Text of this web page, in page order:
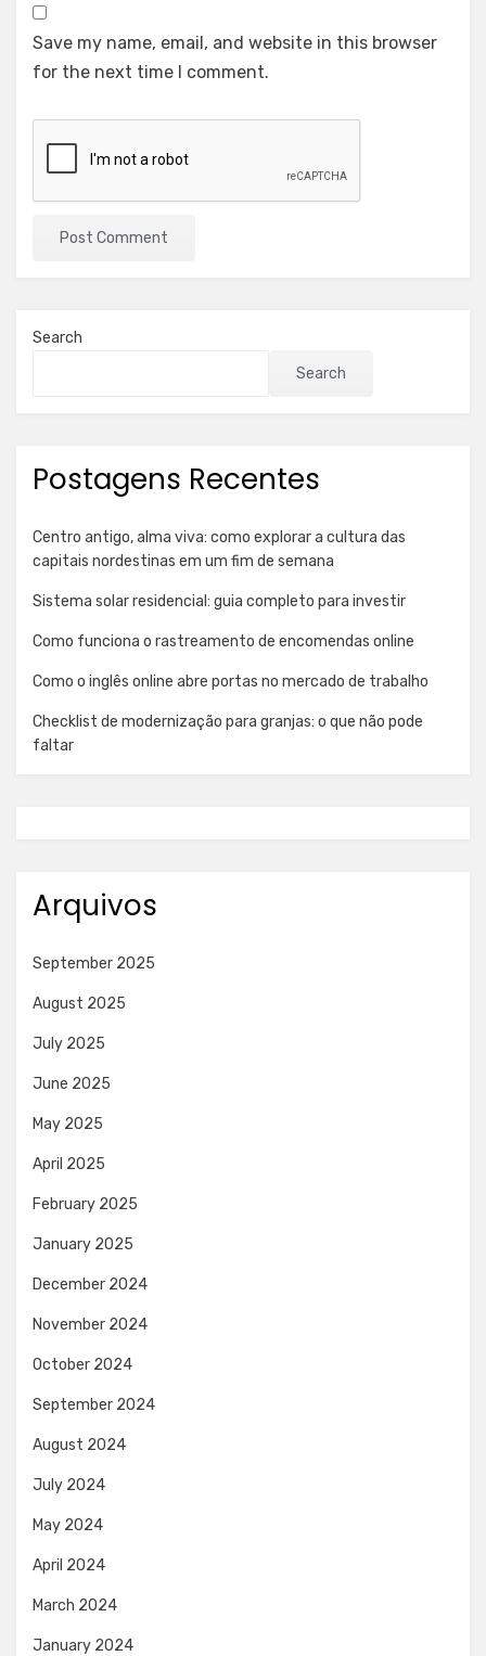
Save my name, email, and website in this browser
for the next time I comment.
Search
Search
Postagens Recentes
Centro antigo, alma viva: como explorar a cultura das
capitais nordestinas em um fim de semana
Sistema solar residencial: guia completo para investir
Como funciona o rastreamento de encomendas online
Como o inglês online abre portas no mercado de trabalho
Checklist de modernização para granjas: o que não pode
faltar
Arquivos
September 2025
August 2025
July 2025
June 2025
May 2025
April 2025
February 2025
January 2025
December 2024
November 2024
October 2024
September 2024
August 2024
July 2024
May 2024
April 2024
March 2024
January 2024